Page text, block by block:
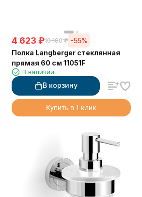
4 623 ₽10 180 ₽ -55%
Полка Langberger стеклянная
прямая 60 см 11051F
В наличии
В корзину
Купить в 1 клик